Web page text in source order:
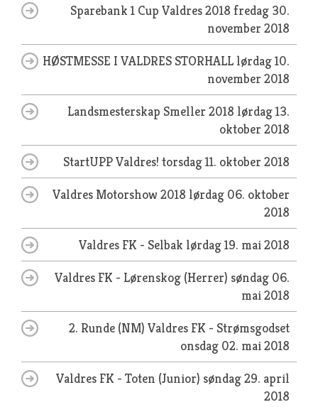
Sparebank 1 Cup Valdres 2018 fredag 30.
november 2018
HØSTMESSE I VALDRES STORHALL lørdag 10.
november 2018
Landsmesterskap Smeller 2018 lørdag 13.
oktober 2018
StartUPP Valdres! torsdag 11. oktober 2018
Valdres Motorshow 2018 lørdag 06. oktober
2018
Valdres FK - Selbak lørdag 19. mai 2018
Valdres FK - Lørenskog (Herrer) søndag 06.
mai 2018
2. Runde (NM) Valdres FK - Strømsgodset
onsdag 02. mai 2018
Valdres FK - Toten (Junior) søndag 29. april
2018